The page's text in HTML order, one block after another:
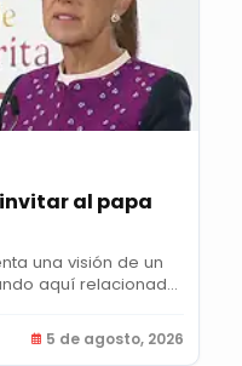
al papa
una visión de un
aquí relacionado
5 de agosto, 2026